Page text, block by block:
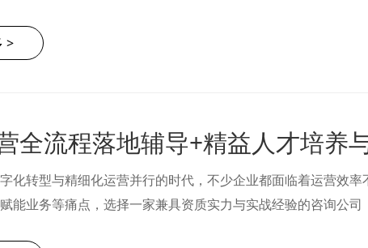
>
化转型与精细化运营并行的时代，不少企业都面临着运营效
能业务等痛点，选择一家兼具资质实力与实战经验的咨询公司